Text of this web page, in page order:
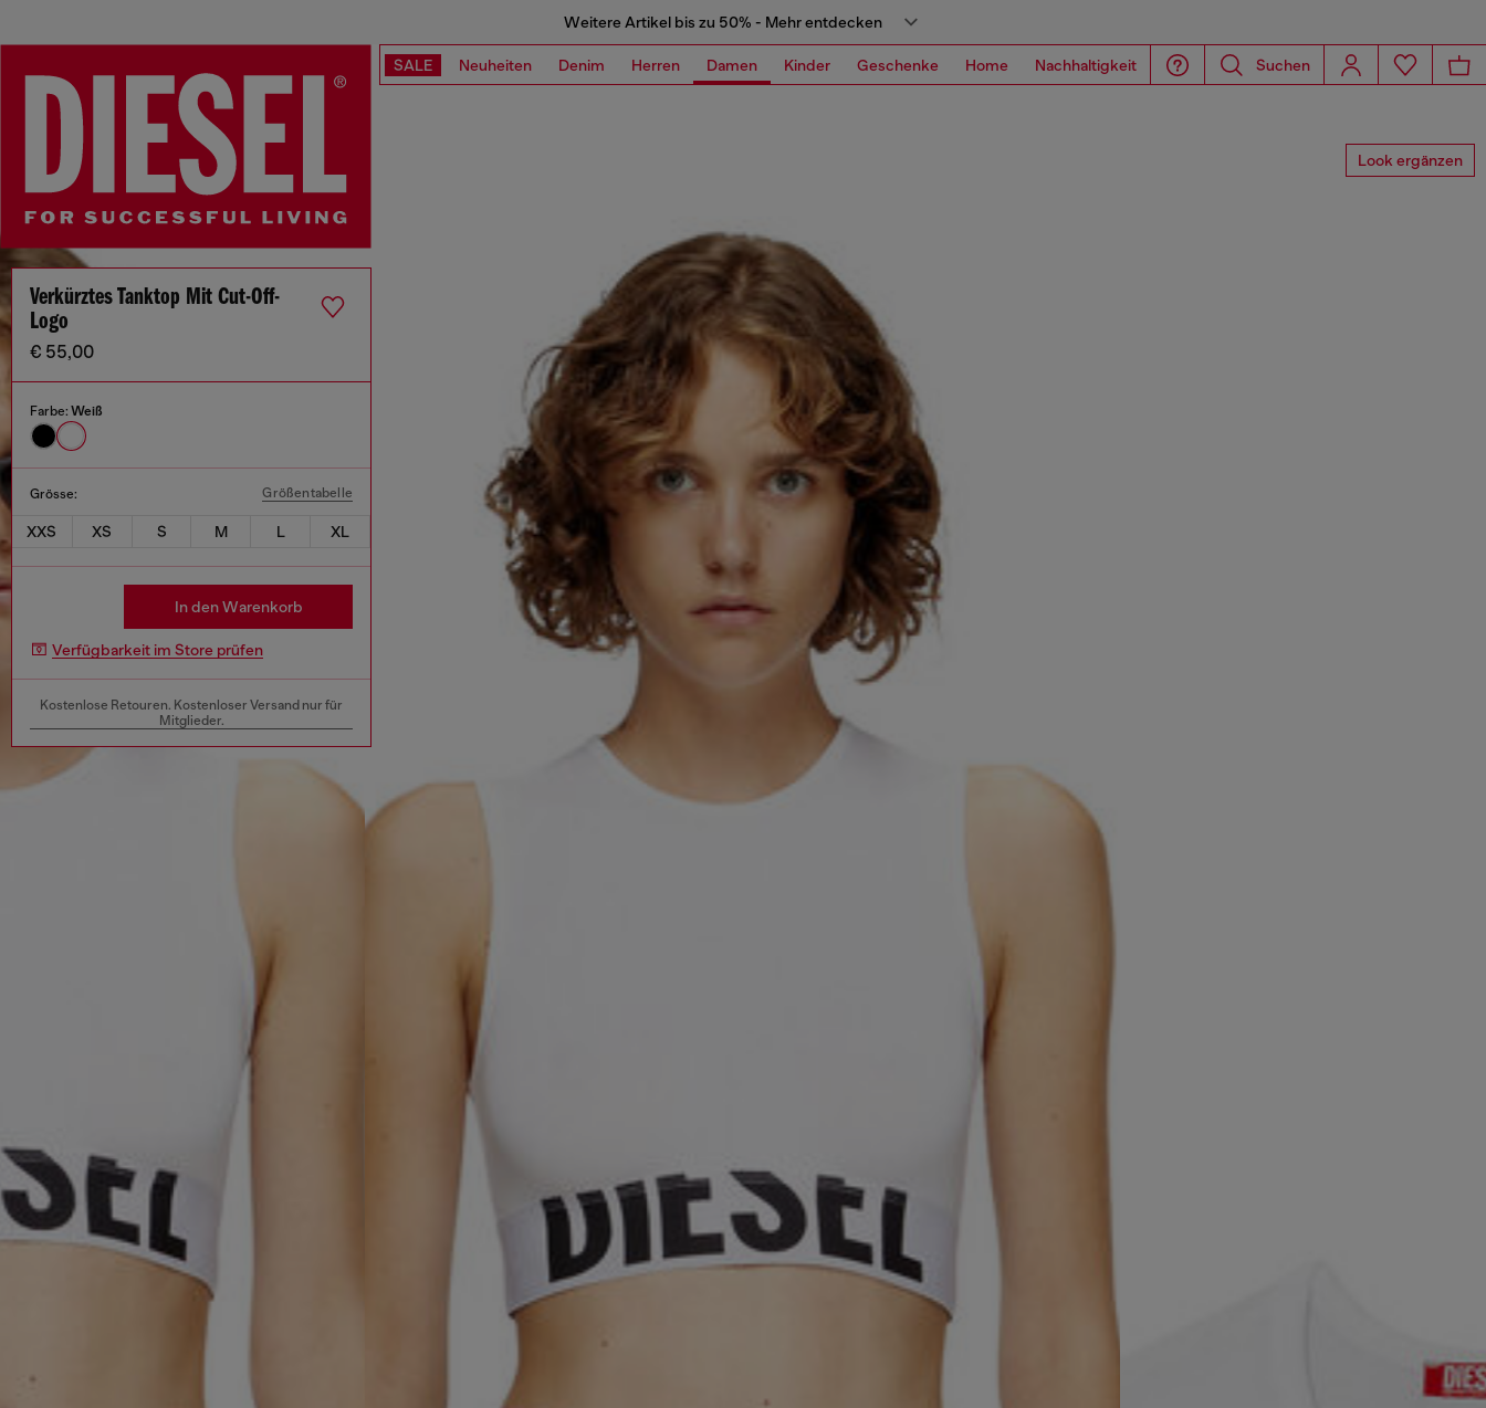
Weitere Artikel bis zu 50% - Mehr entdecken
SALE Neuheiten Denim Herren Damen Kinder Geschenke Home Nachhaltigkeit Suchen
Look ergänzen
Verkürztes Tanktop Mit Cut-Off-
Logo
€ 55,00
Farbe: Weiß
Grösse: Größentabelle
XXS XS S M L XL
In den Warenkorb
Verfügbarkeit im Store prüfen
Kostenlose Retouren. Kostenloser Versand nur für
Mitglieder.